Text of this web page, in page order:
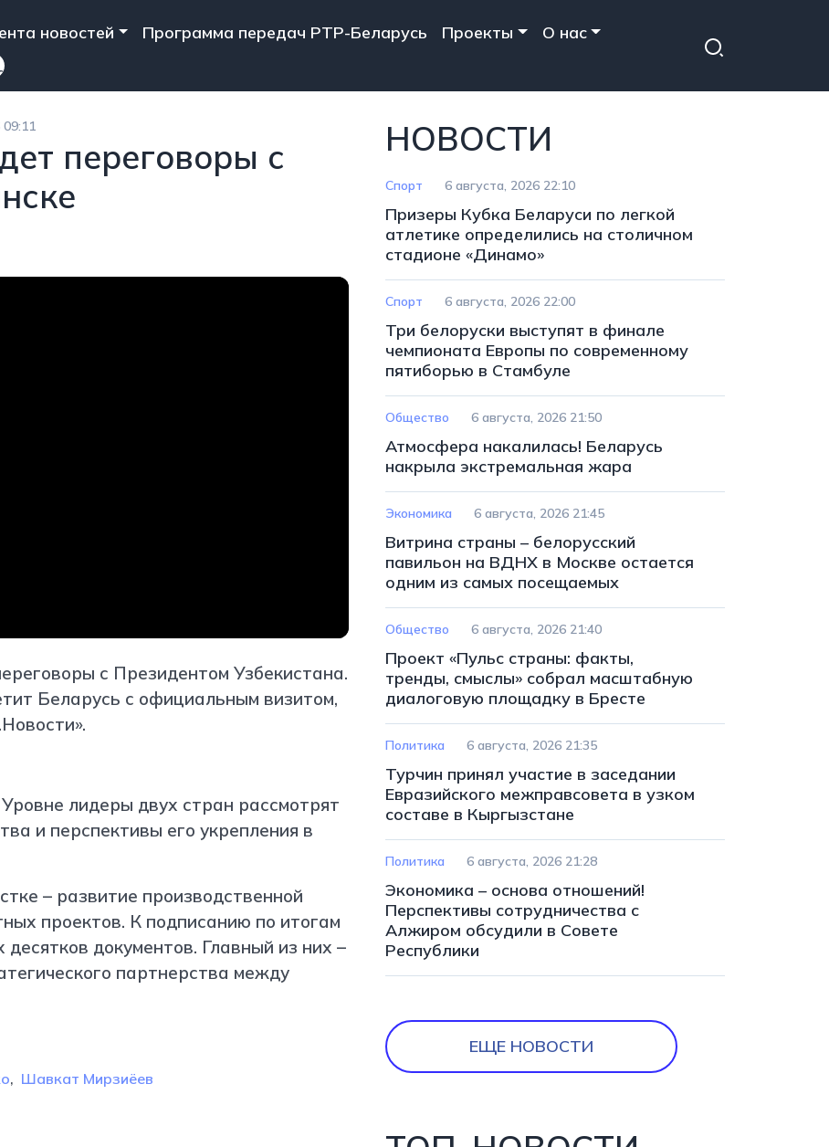
navigation
новостей Программа передач РТР-Беларусь Проекты О нас
переговоры с
с Президентом Узбекистана.
Беларусь с официальным визитом,
лидеры двух стран рассмотрят
и перспективы его укрепления в
– развитие производственной
проектов. К подписанию по итогам
десятков документов. Главный из них –
партнерства между
Шавкат Мирзиёев
НОВОСТИ
Спорт 6 августа, 2026 22:10
Призеры Кубка Беларуси по легкой
атлетике определились на столичном
стадионе «Динамо»
Спорт 6 августа, 2026 22:00
Три белоруски выступят в финале
чемпионата Европы по современному
пятиборью в Стамбуле
Общество 6 августа, 2026 21:50
Атмосфера накалилась! Беларусь
накрыла экстремальная жара
Экономика 6 августа, 2026 21:45
Витрина страны – белорусский
павильон на ВДНХ в Москве остается
одним из самых посещаемых
Общество 6 августа, 2026 21:40
Проект «Пульс страны: факты,
тренды, смыслы» собрал масштабную
диалоговую площадку в Бресте
Политика 6 августа, 2026 21:35
Турчин принял участие в заседании
Евразийского межправсовета в узком
составе в Кыргызстане
Политика 6 августа, 2026 21:28
Экономика – основа отношений!
Перспективы сотрудничества с
Алжиром обсудили в Совете
Республики
ЕЩЕ НОВОСТИ